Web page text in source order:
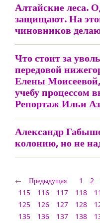
Алтайские леса.
защищают. На
чиновников
Что стоит за
передовой
Елены
учебу процессом
Репортаж Ильи
Александр
колонию, но не
Предыдущая 1 2
115
116 117 118
125
126 127 128
135
136 137 138